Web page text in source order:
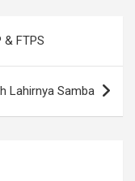
FTPS
Lahirnya Samba